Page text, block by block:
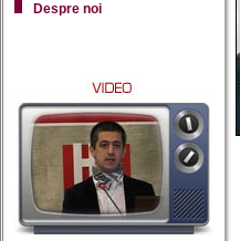
Despre noi